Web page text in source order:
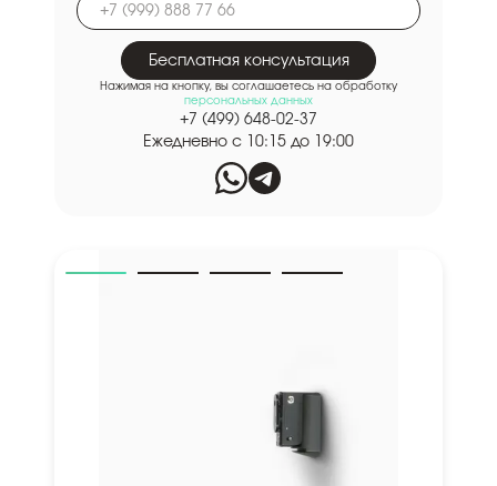
Бесплатная консультация
Нажимая на кнопку, вы соглашаетесь на обработку
персональных данных
+7 (499) 648-02-37
Ежедневно с 10:15 до 19:00